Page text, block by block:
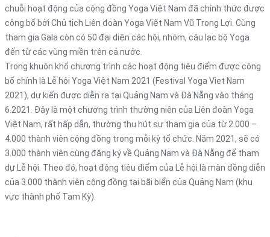
chuỗi hoạt động của cộng đồng Yoga Việt Nam đã chính thức được
công bố bởi Chủ tịch Liên đoàn Yoga Việt Nam Vũ Trọng Lợi. Cùng
tham gia Gala còn có 50 đại diện các hội, nhóm, câu lạc bộ Yoga
đến từ các vùng miền trên cả nước.
Trong khuôn khổ chương trình các hoạt động tiêu điểm được công
bố chính là Lễ hội Yoga Việt Nam 2021 (Festival Yoga Viet Nam
2021), dự kiến được diễn ra tại Quảng Nam và Đà Nẵng vào tháng
6.2021. Đây là một chương trình thường niên của Liên đoàn Yoga
Việt Nam, rất hấp dẫn, thường thu hút sự tham gia của từ 2.000 –
4.000 thành viên cộng đồng trong mỗi kỳ tổ chức. Năm 2021, sẽ có
3.000 thành viên cùng đăng ký về Quảng Nam và Đà Nẵng để tham
dự Lễ hội. Theo đó, hoạt động tiêu điểm của Lễ hội là màn đồng diễn
của 3.000 thành viên cộng đồng tại bãi biển của Quảng Nam (khu
vực thành phố Tam Kỳ).